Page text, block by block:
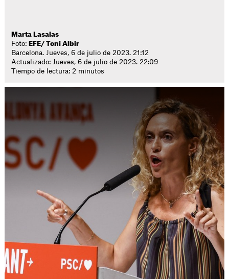
Marta Lasalas
Foto: EFE/ Toni Albir
Barcelona. Jueves, 6 de julio de 2023. 21:12
Actualizado: Jueves, 6 de julio de 2023. 22:09
Tiempo de lectura: 2 minutos